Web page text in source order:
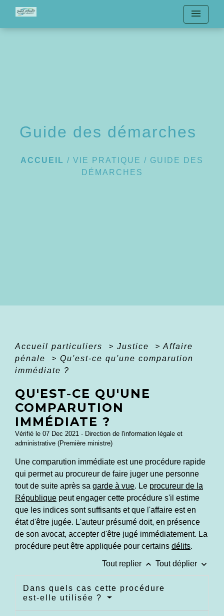
menu
Guide des démarches
ACCUEIL / VIE PRATIQUE / GUIDE DES
DÉMARCHES
Accueil particuliers > Justice > Affaire
pénale
> Qu'est-ce qu'une comparution
immédiate ?
QU'EST-CE QU'UNE
COMPARUTION
IMMÉDIATE ?
Vérifié le 07 Dec 2021 - Direction de l'information légale et
administrative (Première ministre)
Une comparution immédiate est une procédure rapide
qui permet au procureur de faire juger une personne
tout de suite après sa garde à vue. Le procureur de la
République peut engager cette procédure s'il estime
que les indices sont suffisants et que l'affaire est en
état d'être jugée. L'auteur présumé doit, en présence
de son avocat, accepter d'être jugé immédiatement. La
procédure peut être appliquée pour certains délits.
Tout replier keyboard_arrow_up Tout déplier keyboard_arrow_down
Dans quels cas cette procédure
est-elle utilisée ?